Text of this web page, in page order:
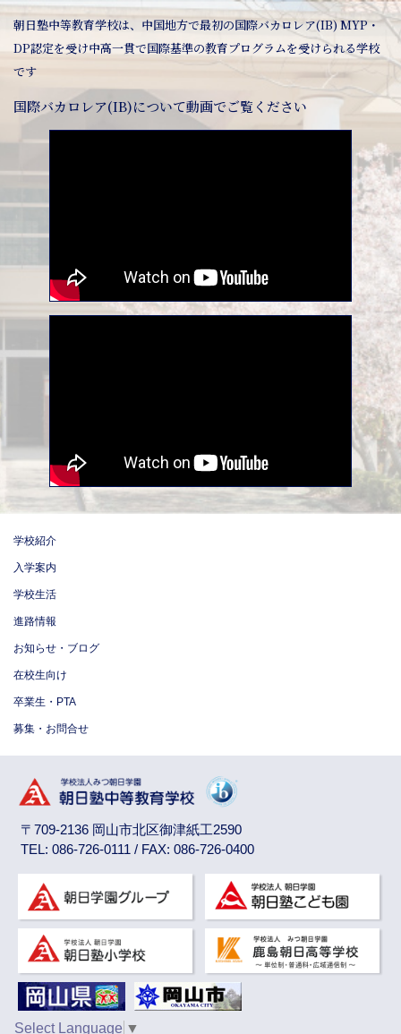
朝日塾中等教育学校は、中国地方で最初の国際バカロレア(IB) MYP・
DP認定を受け中高一貫で国際基準の教育プログラムを受けられる学校
です
国際バカロレア(IB)について動画でご覧ください
学校紹介
入学案内
学校生活
進路情報
お知らせ・ブログ
在校生向け
卒業生・PTA
募集・お問合せ
〒709-2136 岡山市北区御津紙工2590
TEL: 086-726-0111 / FAX: 086-726-0400
Select Language ▼